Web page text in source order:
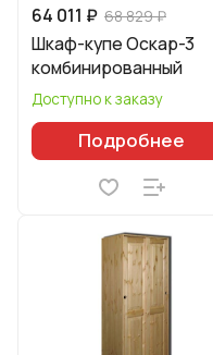
64 011 ₽ 68 829 ₽
Шкаф-купе Оскар-3
комбинированный
Доступно к заказу
Подробнее